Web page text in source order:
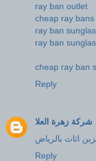
ray ban outlet
cheap ray bans
ray ban
ray ban
cheap ray ban
Reply
شركة زهرة العلا
اثاث بالرياض
Reply